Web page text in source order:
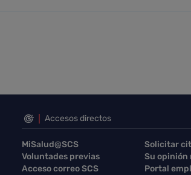
Accesos directos
MiSalud@SCS Solicitar
Voluntades previas
Su opinión
Acceso correo SCS
Portal